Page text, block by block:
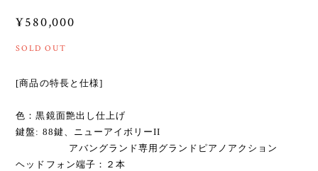
¥580,000
SOLD OUT
[商品の特長と仕様]
色：黒鏡面艶出し仕上げ
鍵盤: 88鍵、ニューアイボリーII
アバングランド専用グランドピアノアクション
ヘッドフォン端子：２本